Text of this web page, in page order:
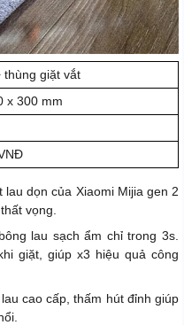
thùng giặt vắt
x 300 mm
dọn của Xiaomi Mijia gen 2
vọng.
lau sạch ẩm chỉ trong 3s.
giặt, giúp x3 hiệu quả công
cao cấp, thấm hút đỉnh giúp